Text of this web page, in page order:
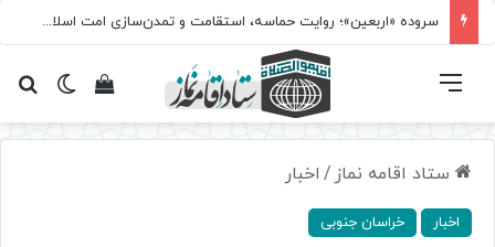
سروده‌ «اربعین»؛ روایت حماسه، استقامت و تمدن‌سازی امت اسلامی
تغییرمشاهده فهرست
ستاد اقامه نماز / اخبار
اخبار خراسان جنوبی